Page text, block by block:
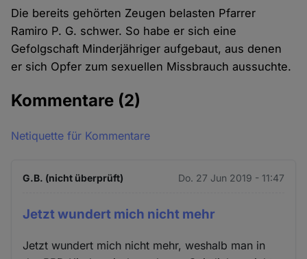
Die bereits gehörten Zeugen belasten Pfarrer
Ramiro P. G. schwer. So habe er sich eine
Gefolgschaft Minderjähriger aufgebaut, aus denen
er sich Opfer zum sexuellen Missbrauch aussuchte.
Kommentare (2)
Netiquette für Kommentare
G.B. (nicht überprüft) Do. 27 Jun 2019 - 11:47
Jetzt wundert mich nicht mehr
Jetzt wundert mich nicht mehr, weshalb man in